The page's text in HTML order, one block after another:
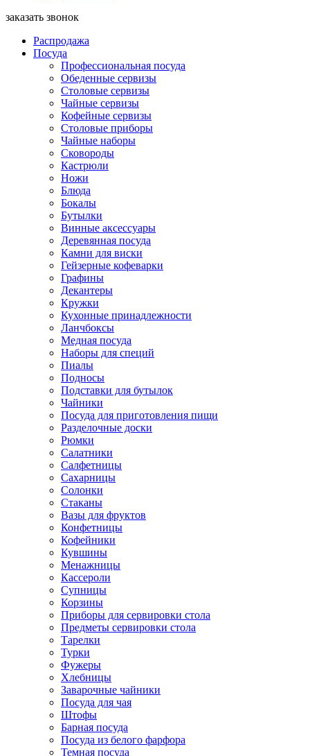
заказать звонок
Распродажа
Посуда
Профессиональная посуда
Обеденные сервизы
Столовые сервизы
Чайные сервизы
Кофейные сервизы
Столовые приборы
Чайные наборы
Сковороды
Кастрюли
Ножи
Блюда
Бокалы
Бутылки
Винные аксессуары
Деревянная посуда
Камни для виски
Гейзерные кофеварки
Графины
Декантеры
Кружки
Кухонные принадлежности
Ланчбоксы
Медная посуда
Наборы для специй
Пиалы
Подносы
Подставки для бутылок
Чайники
Посуда для приготовления пищи
Разделочные доски
Рюмки
Салатники
Салфетницы
Сахарницы
Солонки
Стаканы
Вазы для фруктов
Конфетницы
Кофейники
Кувшины
Менажницы
Кассероли
Супницы
Корзины
Приборы для сервировки стола
Предметы сервировки стола
Тарелки
Турки
Фужеры
Хлебницы
Заварочные чайники
Посуда для чая
Штофы
Барная посуда
Посуда из белого фарфора
Темная посуда